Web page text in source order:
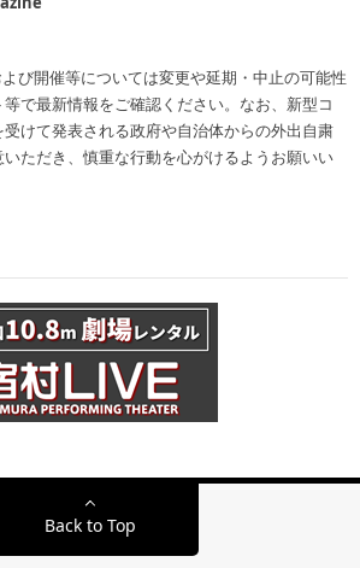
び開催等については変更や延期・中止の可能性
で最新情報をご確認ください。なお、新型コ
けて発表される政府や自治体からの外出自粛
ただき、慎重な行動を心がけるようお願いい
Back to Top